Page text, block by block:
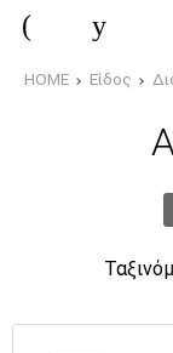
HOME Είδος